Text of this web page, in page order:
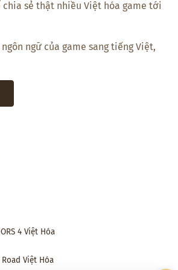
sẻ thật nhiều Việt hóa game tới
ngữ của game sang tiếng Việt,
4 Việt Hóa
Road Việt Hóa